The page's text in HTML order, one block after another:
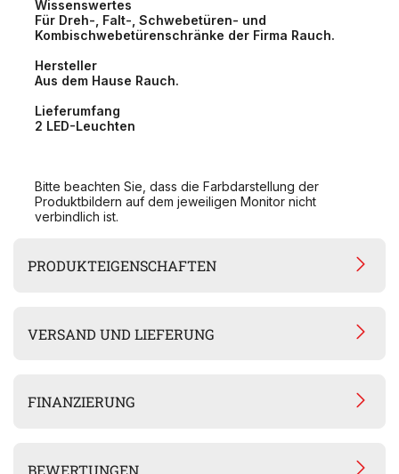
Wissenswertes
Für Dreh-, Falt-, Schwebetüren- und
Kombischwebetürenschränke der Firma Rauch.
Hersteller
Aus dem Hause Rauch.
Lieferumfang
2 LED-Leuchten
Bitte beachten Sie, dass die Farbdarstellung der
Produktbildern auf dem jeweiligen Monitor nicht
verbindlich ist.
PRODUKTEIGENSCHAFTEN
VERSAND UND LIEFERUNG
FINANZIERUNG
BEWERTUNGEN